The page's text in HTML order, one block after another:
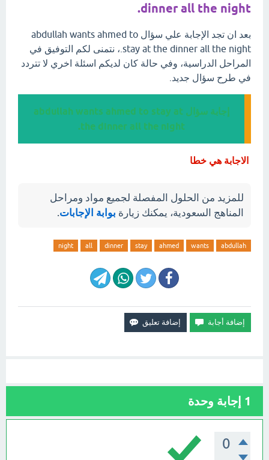
dinner all the night.
بعد ان تجد الإجابة علي سؤال abdullah wants ahmed to
stay at the dinner all the night.، نتمنى لكم التوفيق في
المراحل الدراسية، وفي حالة كان لديكم اسئلة اخري لا تتردد
في طرح سؤال جديد.
إجابة سؤال abdullah wants ahmed to stay at
the dinner all the night.
الاجابة هي خطا
للمزيد من الحلول المفصلة لجميع مواد ومراحل
المناهج السعودية، يمكنك زيارة بوابة الإجابات.
abdullah
wants
ahmed
stay
dinner
all
night
1 إجابة وحدة
0